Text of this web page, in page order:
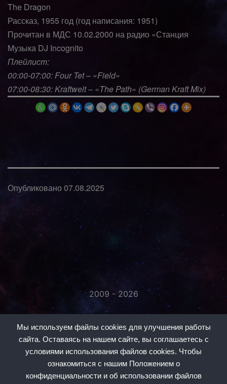
Мы используем файлы cookies для улучшения работы
сайта. Оставаясь на нашем сайте, вы соглашаетесь с
условиями использования файлов cookies. Чтобы
ознакомиться с нашим Положением о
конфиденциальности и об использовании файлов
The Dragon
Рассказ, 1955 год (год написания: 1951)
Прочитан в МДС 10.02.2000 на радио «Станция
Музыка DJ Incognito
Плейлист:
00:00-07:00: Four Tet – «Field»
07:00-08:30: Kraftwelt – «The Path» (German Kraft Mix)
Опубликовано07.08.2025
2009 - 2026